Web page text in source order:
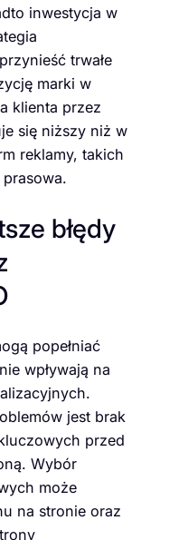
inwestycja w
trwałe
marki w
klienta przez
się niższy niż w
reklamy, takich
błędy
popełniać
wpływają na
jest brak
przed
Wybór
może
na stronie oraz